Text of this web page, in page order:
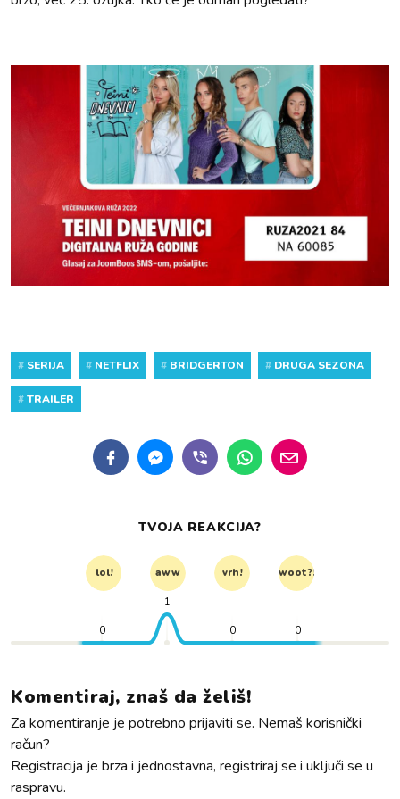
# SERIJA # NETFLIX # BRIDGERTON # DRUGA SEZONA
#TRAILER
TVOJA REAKCIJA?
lol! aww vrh! woot?!
0
1
0 0
Komentiraj, znaš da želiš!
Za komentiranje je potrebno prijaviti se. Nemaš korisnički
račun?
Registracija je brza i jednostavna, registriraj se i uključi se u
raspravu.